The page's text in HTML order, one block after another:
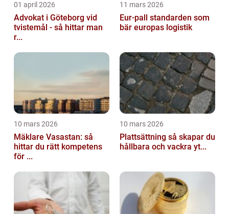
01 april 2026
Advokat i Göteborg vid
tvistemål - så hittar man
r...
11 mars 2026
Eur-pall standarden som
bär europas logistik
10 mars 2026
Mäklare Vasastan: så
hittar du rätt kompetens
för ...
10 mars 2026
Plattsättning så skapar du
hållbara och vackra yt...